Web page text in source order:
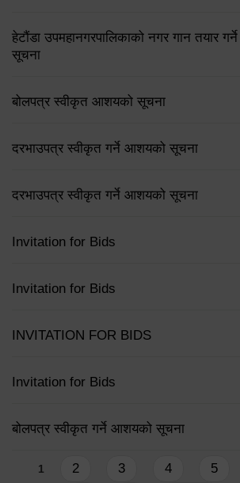
हेटौंडा उपमहानगरपालिकाको नगर गान तयार
सूचना
बोलपत्र स्वीकृत आशयको सूचना
दरभाउपत्र स्वीकृत गर्ने आशयको सूचना
दरभाउपत्र स्वीकृत गर्ने आशयको सूचना
Invitation for Bids
Invitation for Bids
INVITATION FOR BIDS
Invitation for Bids
बोलपत्र स्वीकृत गर्ने आशयको सूचना
Pages
1 2 3 4 5